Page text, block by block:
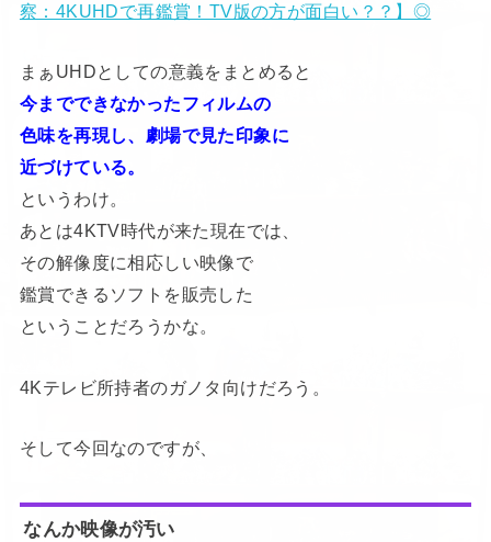
察：4KUHDで再鑑賞！TV版の方が面白い？？】◎
まぁUHDとしての意義をまとめると
今までできなかったフィルムの
色味を再現し、劇場で見た印象に
近づけている。
というわけ。
あとは4KTV時代が来た現在では、
その解像度に相応しい映像で
鑑賞できるソフトを販売した
ということだろうかな。
4Kテレビ所持者のガノタ向けだろう。
そして今回なのですが、
なんか映像が汚い